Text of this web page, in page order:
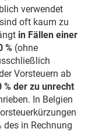
verwendet
oft kaum zu
in Fällen einer
% (ohne
Vorsteuern ab
% der zu unrecht
In Belgien
in Rechnung